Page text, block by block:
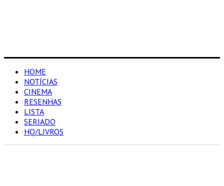
HOME
NOTÍCIAS
CINEMA
RESENHAS
LISTA
SERIADO
HQ/LIVROS